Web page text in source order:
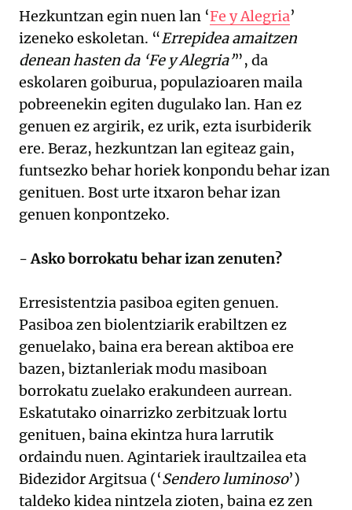
Hezkuntzan egin nuen lan ‘Fe y Alegria’
izeneko eskoletan. “Errepidea amaitzen
denean hasten da ‘Fe y Alegria’”, da
eskolaren goiburua, populazioaren maila
pobreenekin egiten dugulako lan. Han ez
genuen ez argirik, ez urik, ezta isurbiderik
ere. Beraz, hezkuntzan lan egiteaz gain,
funtsezko behar horiek konpondu behar izan
genituen. Bost urte itxaron behar izan
genuen konpontzeko.
- Asko borrokatu behar izan zenuten?
Erresistentzia pasiboa egiten genuen.
Pasiboa zen biolentziarik erabiltzen ez
genuelako, baina era berean aktiboa ere
bazen, biztanleriak modu masiboan
borrokatu zuelako erakundeen aurrean.
Eskatutako oinarrizko zerbitzuak lortu
genituen, baina ekintza hura larrutik
ordaindu nuen. Agintariek iraultzailea eta
Bidezidor Argitsua (‘Sendero luminoso’)
taldeko kidea nintzela zioten, baina ez zen